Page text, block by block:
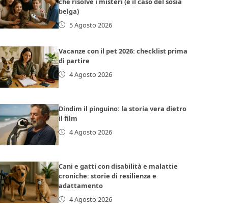
belga)
5 Agosto 2026
Vacanze con il pet 2026: checklist prima
di partire
4 Agosto 2026
Dindim il pinguino: la storia vera dietro
il film
4 Agosto 2026
Cani e gatti con disabilità e malattie
croniche: storie di resilienza e
adattamento
4 Agosto 2026